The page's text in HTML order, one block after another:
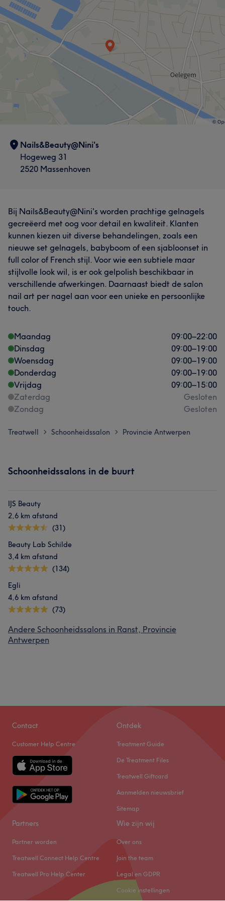
Nails&Beauty@Nini's
Hogeweg 31
2520 Massenhoven
Bij Nails&Beauty@Nini's worden prachtige gelnagels
gecreëerd met oog voor detail en kwaliteit. Klanten
kunnen kiezen uit diverse behandelingen, zoals een
nieuwe set gelnagels, babyboom of een sjabloonset in
full color of French stijl. Voor wie een subtiele maar
stijlvolle look wil, is er ook gelpolish beschikbaar in
verschillende afwerkingen. Daarnaast biedt de salon
nail art per nagel aan voor een unieke en persoonlijke
touch.
Maandag 09:00–22:00
Dinsdag
09:00–19:00
Woensdag
09:00–19:00
Donderdag
09:00–19:00
Vrijdag
09:00–15:00
Zaterdag
Gesloten
Zondag
Gesloten
Treatwell > Schoonheidssalon > Provincie Antwerpen
Schoonheidssalons in de buurt
IJS Beauty
2,6 km afstand
(31)
Beauty Lab Schilde
3,4 km afstand
(134)
Egli
4,6 km afstand
(73)
Andere Schoonheidssalons in Ranst, Provincie
Antwerpen
Contact
Customer Help Centre
Ontdek
Treatment Guide
De Treatment Files
Treatwell Giftcard
Aanmelden nieuwsbrief
Sitemap
Partners
Partner worden
Treatwell Connect Help Centre
Treatwell Pro Help Center
Wie zijn wij
Over ons
Join the team
Legal en GDPR
Cookie instellingen